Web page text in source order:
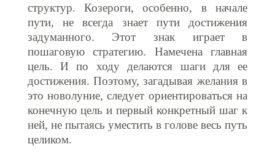
структур. Козероги, особенно, в начале
пути, не всегда знает пути достижения
задуманного. Этот знак играет в
пошаговую стратегию. Намечена главная
цель. И по ходу делаются шаги для ее
достижения. Поэтому, загадывая желания в
это новолуние, следует ориентироваться на
конечную цель и первый конкретный шаг к
ней, не пытаясь уместить в голове весь путь
целиком.